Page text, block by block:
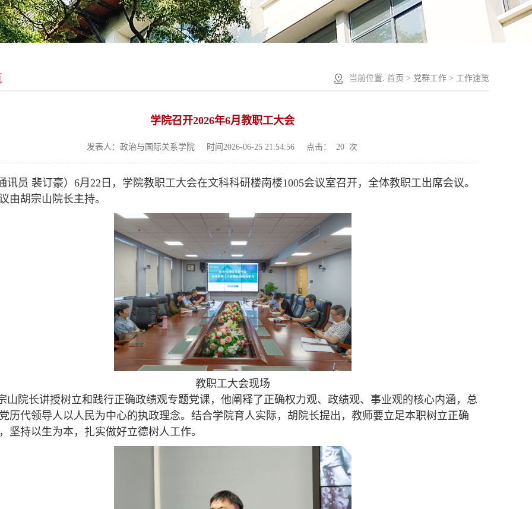
当前位置: 首页 > 党群工作 > 工作速览
学院召开2026年6月教职工大会
发表人：政治与国际关系学院 时间2026-06-25 21:54:56 点击： 20 次
讯员 裴订豪）6月22日，学院教职工大会在文科科研楼南楼1005会议室召开，全体教职工出席会议。
由胡宗山院长主持。
教职工大会现场
山院长讲授树立和践行正确政绩观专题党课，他阐释了正确权力观、政绩观、事业观的核心内涵，总
历代领导人以人民为中心的执政理念。结合学院育人实际，胡院长提出，教师要立足本职树立正确
坚持以生为本，扎实做好立德树人工作。